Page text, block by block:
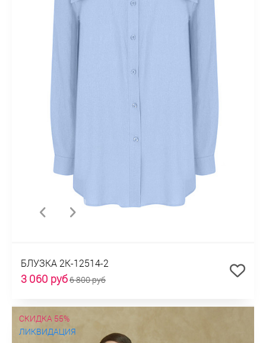
БЛУЗКА 2К-12514-2
3 060 руб6 800 руб
СКИДКА 55%
ЛИКВИДАЦИЯ